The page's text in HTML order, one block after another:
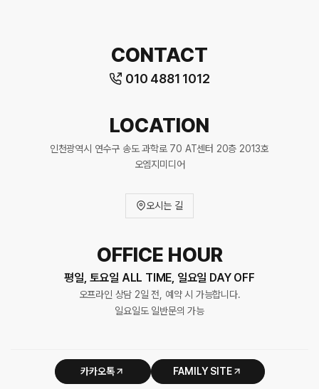
CONTACT
010 4881 1012
LOCATION
인천광역시 연수구 송도 과학로 70 AT센터 20층 2013호
오엠지미디어
오시는 길
OFFICE HOUR
평일, 토요일 ALL TIME, 일요일 DAY OFF
오프라인 상담 2일 전, 예약 시 가능합니다.
일요일도 일반문의 가능
카카오톡 FAMILY SITE